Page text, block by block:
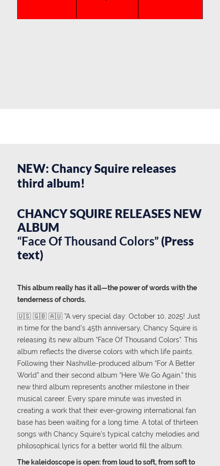
NEW: Chancy Squire releases
third album!
CHANCY SQUIRE RELEASES NEW
ALBUM
“Face Of Thousand Colors” (Press
text)
This album really has it all—the power of words with the
tenderness of chords.
🇺🇸 🇬🇧 🇦🇺 ”A very special day: October 10, 2025! Just
in time for the band’s 45th anniversary, Chancy Squire is
releasing its new album “Face Of Thousand Colors”. This
album reflects the diverse colors with which life paints.
Following their Nashville-produced album “For A Better
World” and their second album “Here We Go Again,” this
new third album represents another milestone in their
musical career. Every spare minute was invested in
creating a work that their ever-growing international fan
base has been waiting for a long time. A total of thirteen
songs with Chancy Squire’s typical catchy melodies and
philosophical lyrics for a better world fill the album.
The kaleidoscope is open: from loud to soft, from soft to